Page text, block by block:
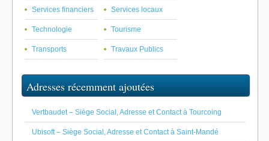
Services financiers Services locaux
Technologie Tourisme
Transports Travaux Publics
Adresses récemment ajoutées
Vertbaudet – Siège Social, Adresse et Contact à Tourcoing
Ubisoft – Siège Social, Adresse et Contact à Saint-Mandé